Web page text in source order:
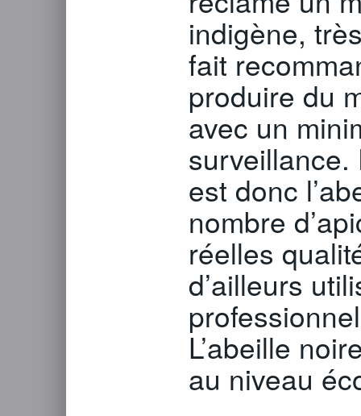
indigène,
fait
produire du
avec un
surveillance.
est donc
nombre
réelles
d’ailleurs
L’abeille
au niveau